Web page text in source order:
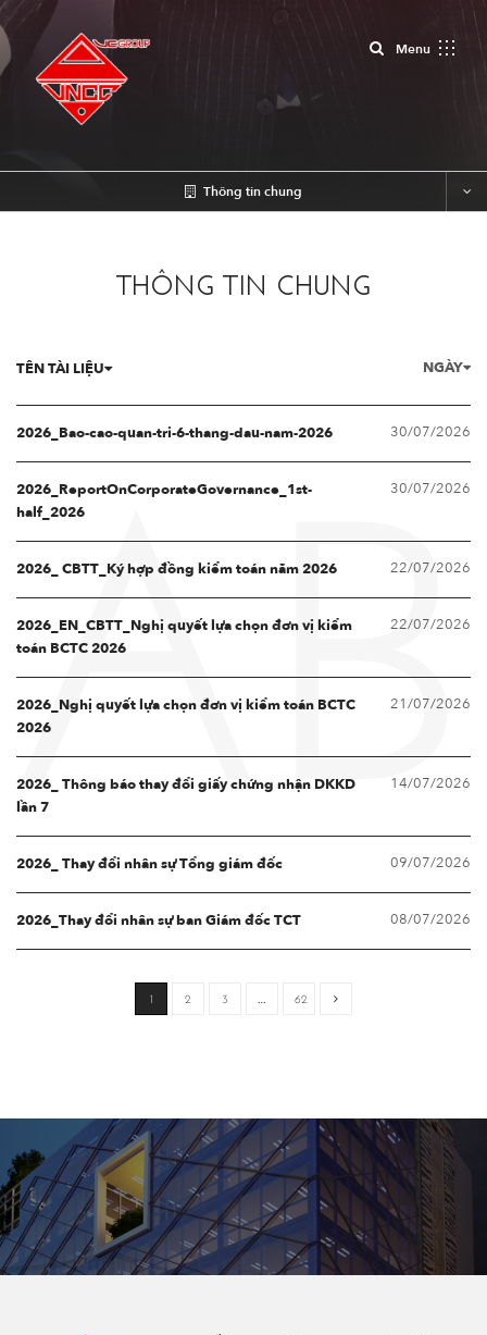
MenuClose
Thông tin chung
THÔNG TIN CHUNG
TÊN TÀI LIỆU NGÀY
2026_Bao-cao-quan-tri-6-thang-dau-nam-2026 30/07/2026
2026_ReportOnCorporateGovernance_1st-
half_2026
30/07/2026
2026_ CBTT_Ký hợp đồng kiểm toán năm 2026 22/07/2026
2026_EN_CBTT_Nghị quyết lựa chọn đơn vị kiểm
toán BCTC 2026
22/07/2026
2026_Nghị quyết lựa chọn đơn vị kiểm toán BCTC
2026
21/07/2026
2026_ Thông báo thay đổi giấy chứng nhận DKKD
lần 7
14/07/2026
2026_ Thay đổi nhân sự Tổng giám đốc 09/07/2026
2026_Thay đổi nhân sự ban Giám đốc TCT 08/07/2026
1 2 3 … 62